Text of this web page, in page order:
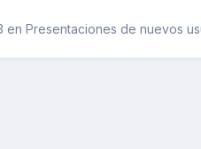
en Presentaciones de nuevos